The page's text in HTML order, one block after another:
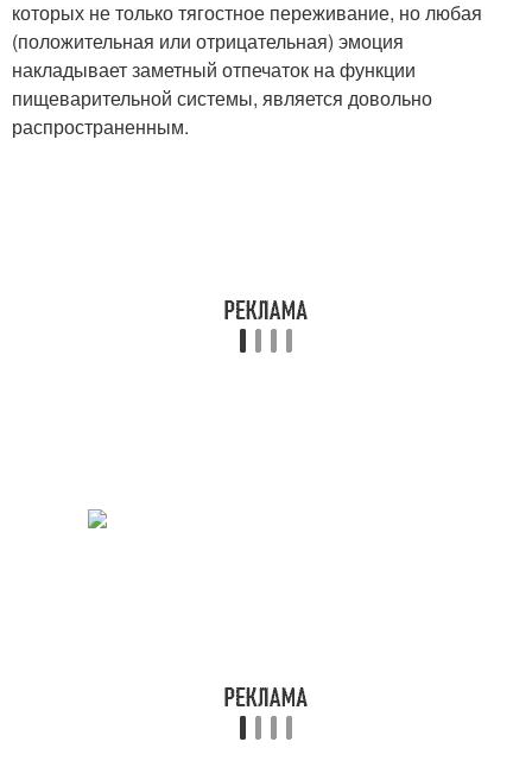
которых не только тягостное переживание, но любая
(положительная или отрицательная) эмоция
накладывает заметный отпечаток на функции
пищеварительной системы, является довольно
распространенным.